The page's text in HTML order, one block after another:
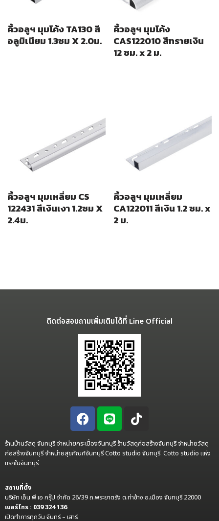
คิ้วอลูฯ มุมโค้ง TA130 สี
อลูมิเนียม 1.3ซม X 2.0ม.
คิ้วอลูฯ มุมโค้ง
CAS122010 สีทรายเงิน
12 ซม. x 2 ม.
คิ้วอลูฯ มุมเหลี่ยม CS
122431 สีเงินเงา 1.2ซม X
2.4ม.
คิ้วอลูฯ มุมเหลี่ยม
CA122011 สีเงิน 1.2 ซม. x
2 ม.
ติดต่อสอบถามเพิ่มเติมได้ที่ Line Official
ร้านบ้านวัสดุ จันทบุรี จำหน่ายกระเบื้องจันทบุรี ร้านวัสดุก่อสร้างจันทบุรี จำหน่ายวัสดุ
ก่อสร้างจันทบุรี จำหน่ายสุขภัณฑ์จันทบุรี Cotto studio จันทบุรี Cotto studio แห่ง
แรกในจันทบุรี
สถานที่ตั้ง
บริษัท เอ็น พี เอ กรุ๊ป จำกัด 26/39 ถ.พระยาตรัง ต.ท่าช้าง อ.เมือง จันทบุรี 22000
เบอร์โทร : 039 324 136
เปิดทำการทุกวัน จันทร์ – เสาร์